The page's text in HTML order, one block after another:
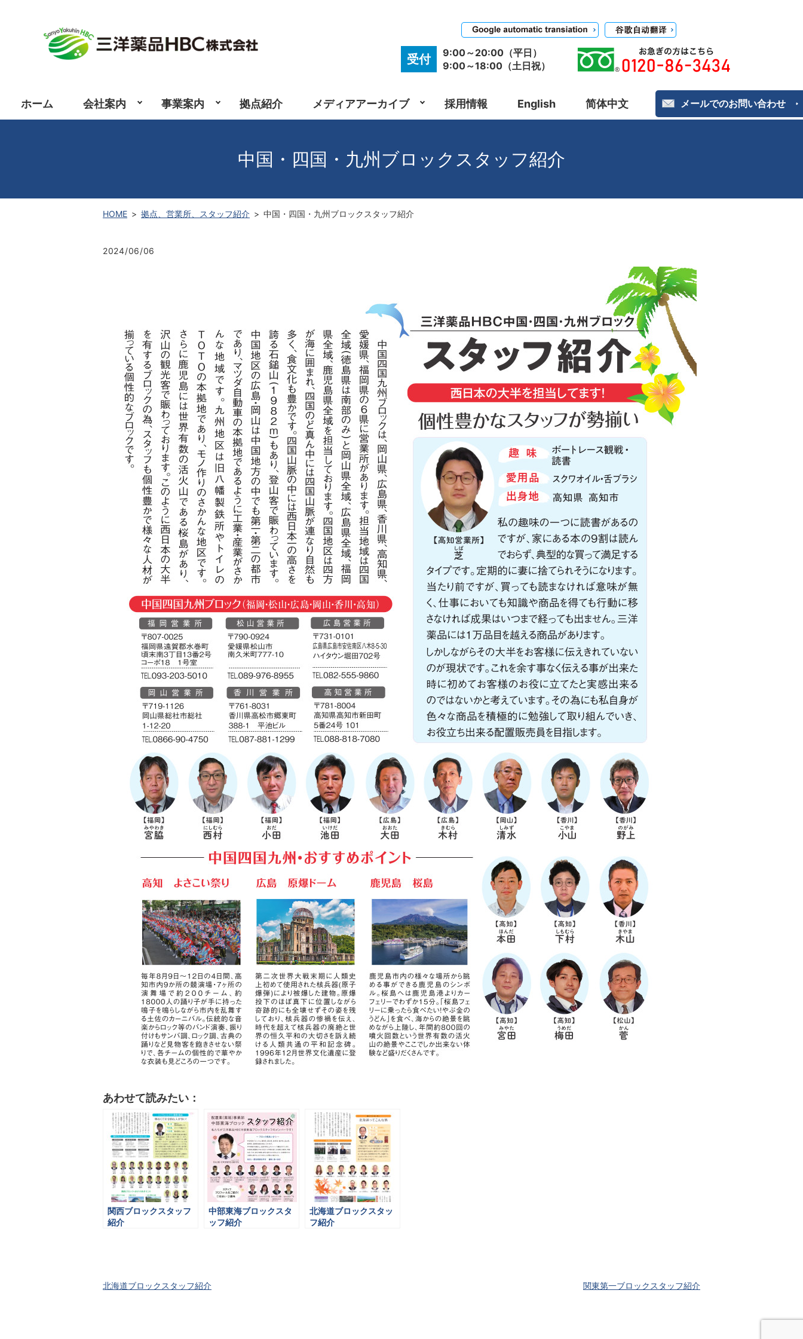
受付
9:00～20:00（平日）
9:00～18:00（土日祝）
ホーム 会社案内 事業案内 拠点紹介 メディアアーカイブ 採用情報 English 简体中文 メールでのお問い合わせ
中国・四国・九州ブロックスタッフ紹介
HOME 拠点、営業所、スタッフ紹介 中国・四国・九州ブロックスタッフ紹介
2024/06/06
あわせて読みたい：
関西ブロックスタッフ
紹介
中部東海ブロックスタ
ッフ紹介
北海道ブロックスタッ
フ紹介
北海道ブロックスタッフ紹介 関東第一ブロックスタッフ紹介